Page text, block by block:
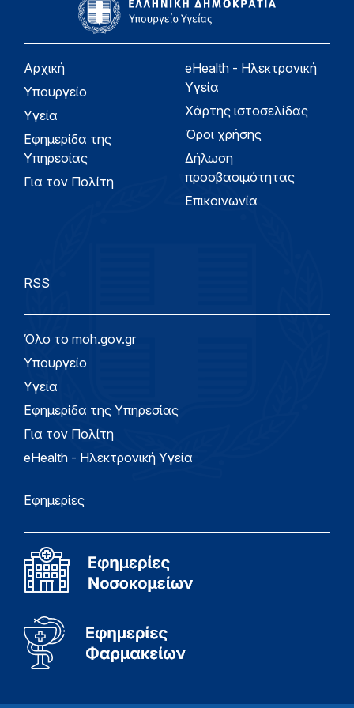
Αρχική
Υπουργείο
Υγεία
Εφημερίδα της
Υπηρεσίας
Για τον Πολίτη
eHealth - Ηλεκτρονική
Υγεία
Χάρτης ιστοσελίδας
Όροι χρήσης
Δήλωση
προσβασιμότητας
Επικοινωνία
RSS
Όλο το moh.gov.gr
Υπουργείο
Υγεία
Εφημερίδα της Υπηρεσίας
Για τον Πολίτη
eHealth - Ηλεκτρονική Υγεία
Εφημερίες